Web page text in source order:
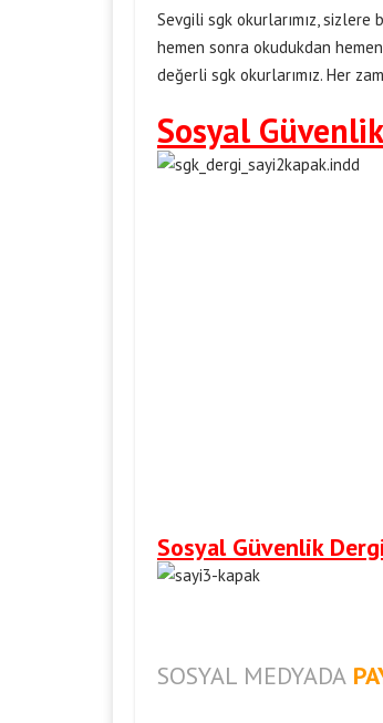
Sevgili sgk okurlarımız, sizlere
hemen sonra okudukdan
değerli sgk okurlarımız. Her
Sosyal
Sosyal Güvenlik
SOSYAL MEDYADA